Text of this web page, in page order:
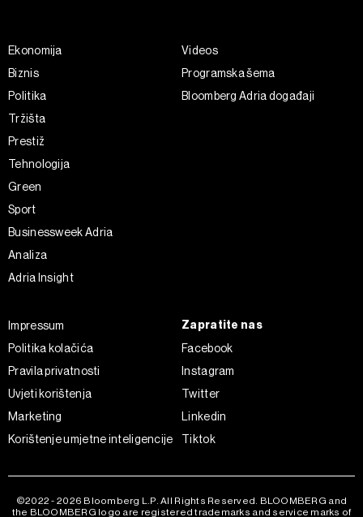
Ekonomija
Biznis
Politika
Tržišta
Prestiž
Tehnologija
Green
Sport
Businessweek Adria
Analiza
Adria Insight
Videos
Programska šema
Bloomberg Adria događaji
Impressum
Politika kolačića
Pravila privatnosti
Uvjeti korištenja
Marketing
Korištenje umjetne inteligencije
Zapratite nas
Facebook
Instagram
Twitter
Linkedin
Tiktok
©2022 - 2026 Bloomberg L.P. All Rights Reserved. BLOOMBERG and
the BLOOMBERG logo are registered trademarks and service marks of